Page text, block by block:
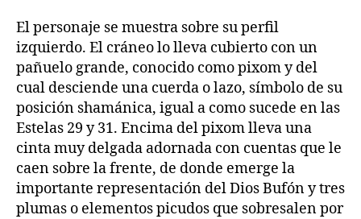
El personaje se muestra sobre su perfil
izquierdo. El cráneo lo lleva cubierto con un
pañuelo grande, conocido como pixom y del
cual desciende una cuerda o lazo, símbolo de su
posición shamánica, igual a como sucede en las
Estelas 29 y 31. Encima del pixom lleva una
cinta muy delgada adornada con cuentas que le
caen sobre la frente, de donde emerge la
importante representación del Dios Bufón y tres
plumas o elementos picudos que sobresalen por